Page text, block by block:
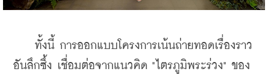
ทั้งนี้ การออกแบบโครงการเน้นถ่ายทอดเรื่องราว
อันลึกซึ้ง เชื่อมต่อจากแนวคิด "ไตรภูมิพระร่วง" ของ